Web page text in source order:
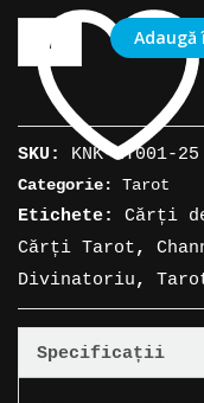
Cantitate
Cărți
Tarot
»
Luna
Lapin
Tarot
Adaugă
SKU: KNK-MT001-25
Categorie: Tarot
Etichete: Cărți
Cărți Tarot,
Divinatoriu,
Specificații